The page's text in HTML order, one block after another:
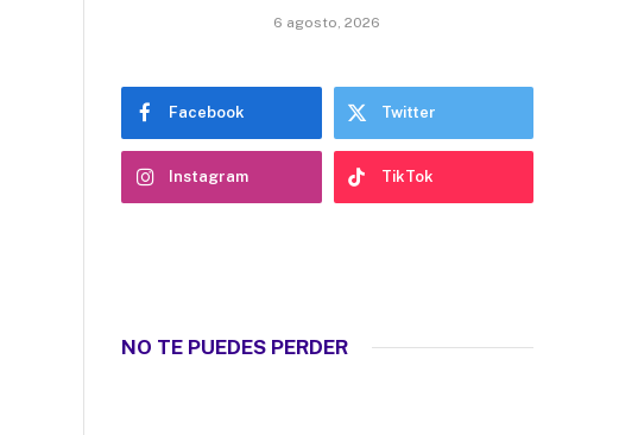
6 agosto, 2026
Facebook Twitter
Instagram TikTok
NO TE PUEDES PERDER